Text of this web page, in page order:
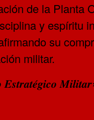
de la Planta
y espíritu
su
militar.